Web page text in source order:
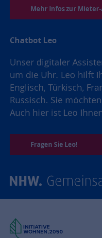
Mehr Infos zur
Chatbot Leo
Unser digitaler
um die Uhr. Leo hilft
Englisch, Türkisch,
Russisch. Sie
Auch hier ist Leo
Fragen Sie Leo!